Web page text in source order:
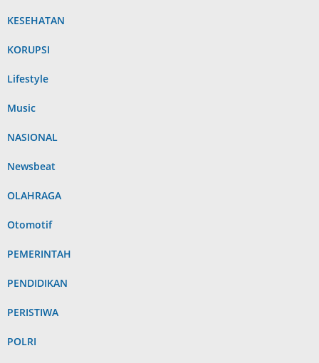
KESEHATAN
KORUPSI
Lifestyle
Music
NASIONAL
Newsbeat
OLAHRAGA
Otomotif
PEMERINTAH
PENDIDIKAN
PERISTIWA
POLRI